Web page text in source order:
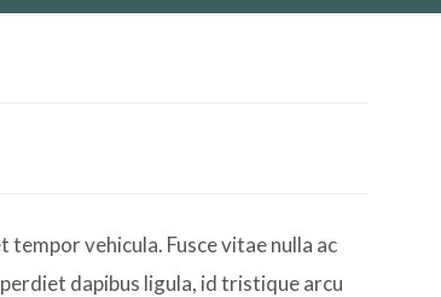
vehicula. Fusce vitae nulla ac
dapibus ligula, id tristique arcu